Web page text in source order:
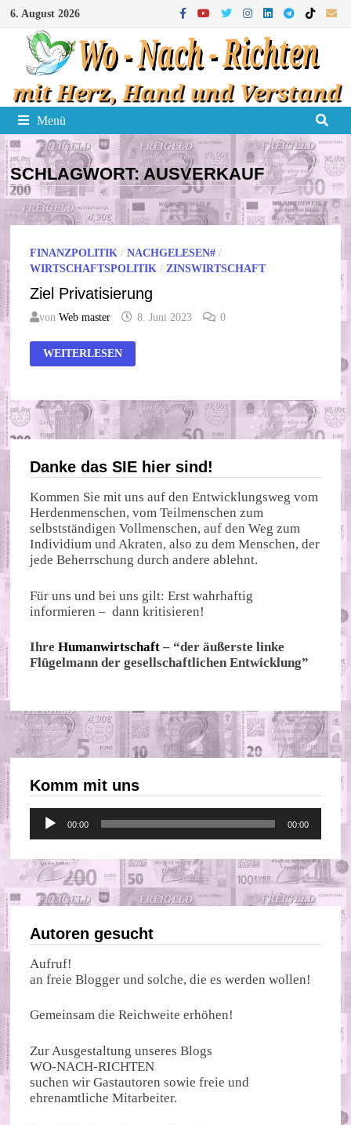
Zum
Inhalt
springen
6. August 2026
Menü
SCHLAGWORT:AUSVERKAUF
FINANZPOLITIK /NACHGELESEN# /
WIRTSCHAFTSPOLITIK /ZINSWIRTSCHAFT
Ziel Privatisierung
vonWeb master 8. Juni 2023 0
ZIEL
PRIVATISIERUNG
WEITERLESEN
Danke das SIE hier sind!
Kommen Sie mit uns auf den Entwicklungsweg vom
Herdenmenschen, vom Teilmenschen zum
selbstständigen Vollmenschen, auf den Weg zum
Individium und Akraten, also zu dem Menschen, der
jede Beherrschung durch andere ablehnt.
Für uns und bei uns gilt: Erst wahrhaftig
informieren – dann kritisieren!
IhreHumanwirtschaft – “der äußerste linke
Flügelmann der gesellschaftlichen Entwicklung”
Komm mit uns
Audio-
Player
00:00 00:00
Autoren gesucht
Aufruf!
an freie Blogger und solche, die es werden wollen!
Gemeinsam die Reichweite erhöhen!
Zur Ausgestaltung unseres Blogs
WO-NACH-RICHTEN
suchen wir Gastautoren sowie freie und
ehrenamtliche Mitarbeiter.